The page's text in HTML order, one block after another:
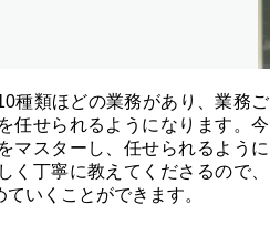
種類ほどの業務があり、業務ご
任せられるようになります。今
マスターし、任せられるように
く丁寧に教えてくださるので、
いくことができます。